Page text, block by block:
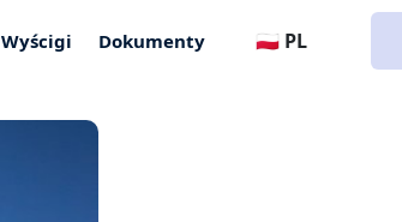
Wyścigi Dokumenty 🇵🇱 PL